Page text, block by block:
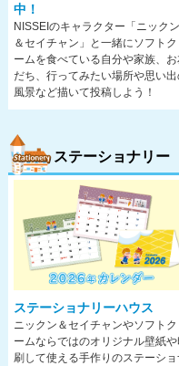
中！
NISSEIのキャラクター「ニックン
＆セイチャン」と一緒にソフトク
ームを食べている自分や家族、
だち、行ってみたい場所や思い
風景など描いて投稿しよう！
ステーショナリー
ステーショナリーハウス
ニックン＆セイチャンやソフトク
ームならではのオリジナル壁紙や
刷して使える手作りのステーショ